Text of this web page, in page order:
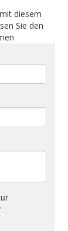
diesem
Sie den